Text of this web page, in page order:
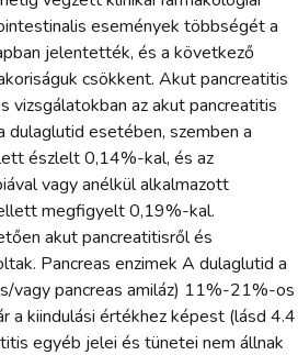
események többségét a
jelentették, és a következő
csökkent. Akut pancreatitis
vizsgálatokban az akut pancreatitis
esetében, szemben a
észlelt 0,14%-kal, és az
vagy anélkül alkalmazott
megfigyelt 0,19%-kal.
akut pancreatitisről és
Pancreas enzimek A dulaglutid a
vagy pancreas amiláz) 11%-21%-os
a kiindulási értékhez képest (lásd 4.4
egyéb jelei és tünetei nem állnak